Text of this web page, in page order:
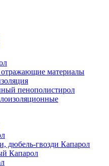
материалы
пенополистирол
дюбель-гвозди Капарол
Капарол